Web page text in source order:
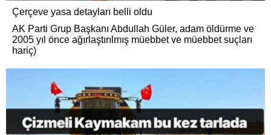
Çerçeve yasa detayları belli oldu
AK Parti Grup Başkanı Abdullah Güler, adam öldürme ve
2005 yıl önce ağırlaştırılmış müebbet ve müebbet suçları
hariç)